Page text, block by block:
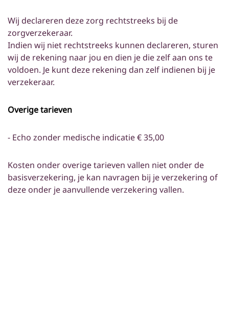
Wij declareren deze zorg rechtstreeks bij de
zorgverzekeraar.
Indien wij niet rechtstreeks kunnen declareren, sturen
wij de rekening naar jou en dien je die zelf aan ons te
voldoen. Je kunt deze rekening dan zelf indienen bij je
verzekeraar.
Overige tarieven
- Echo zonder medische indicatie € 35,00
Kosten onder overige tarieven vallen niet onder de
basisverzekering, je kan navragen bij je verzekering of
deze onder je aanvullende verzekering vallen.